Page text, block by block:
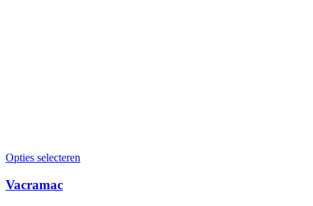
Opties selecteren
Vacramac